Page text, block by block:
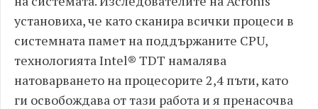
установиха, че като сканира всички процеси в
системната памет на поддържаните CPU,
технологията Intel® TDT намалява
натоварването на процесорите 2,4 пъти, като
ги освобождава от тази работа и я пренасочва